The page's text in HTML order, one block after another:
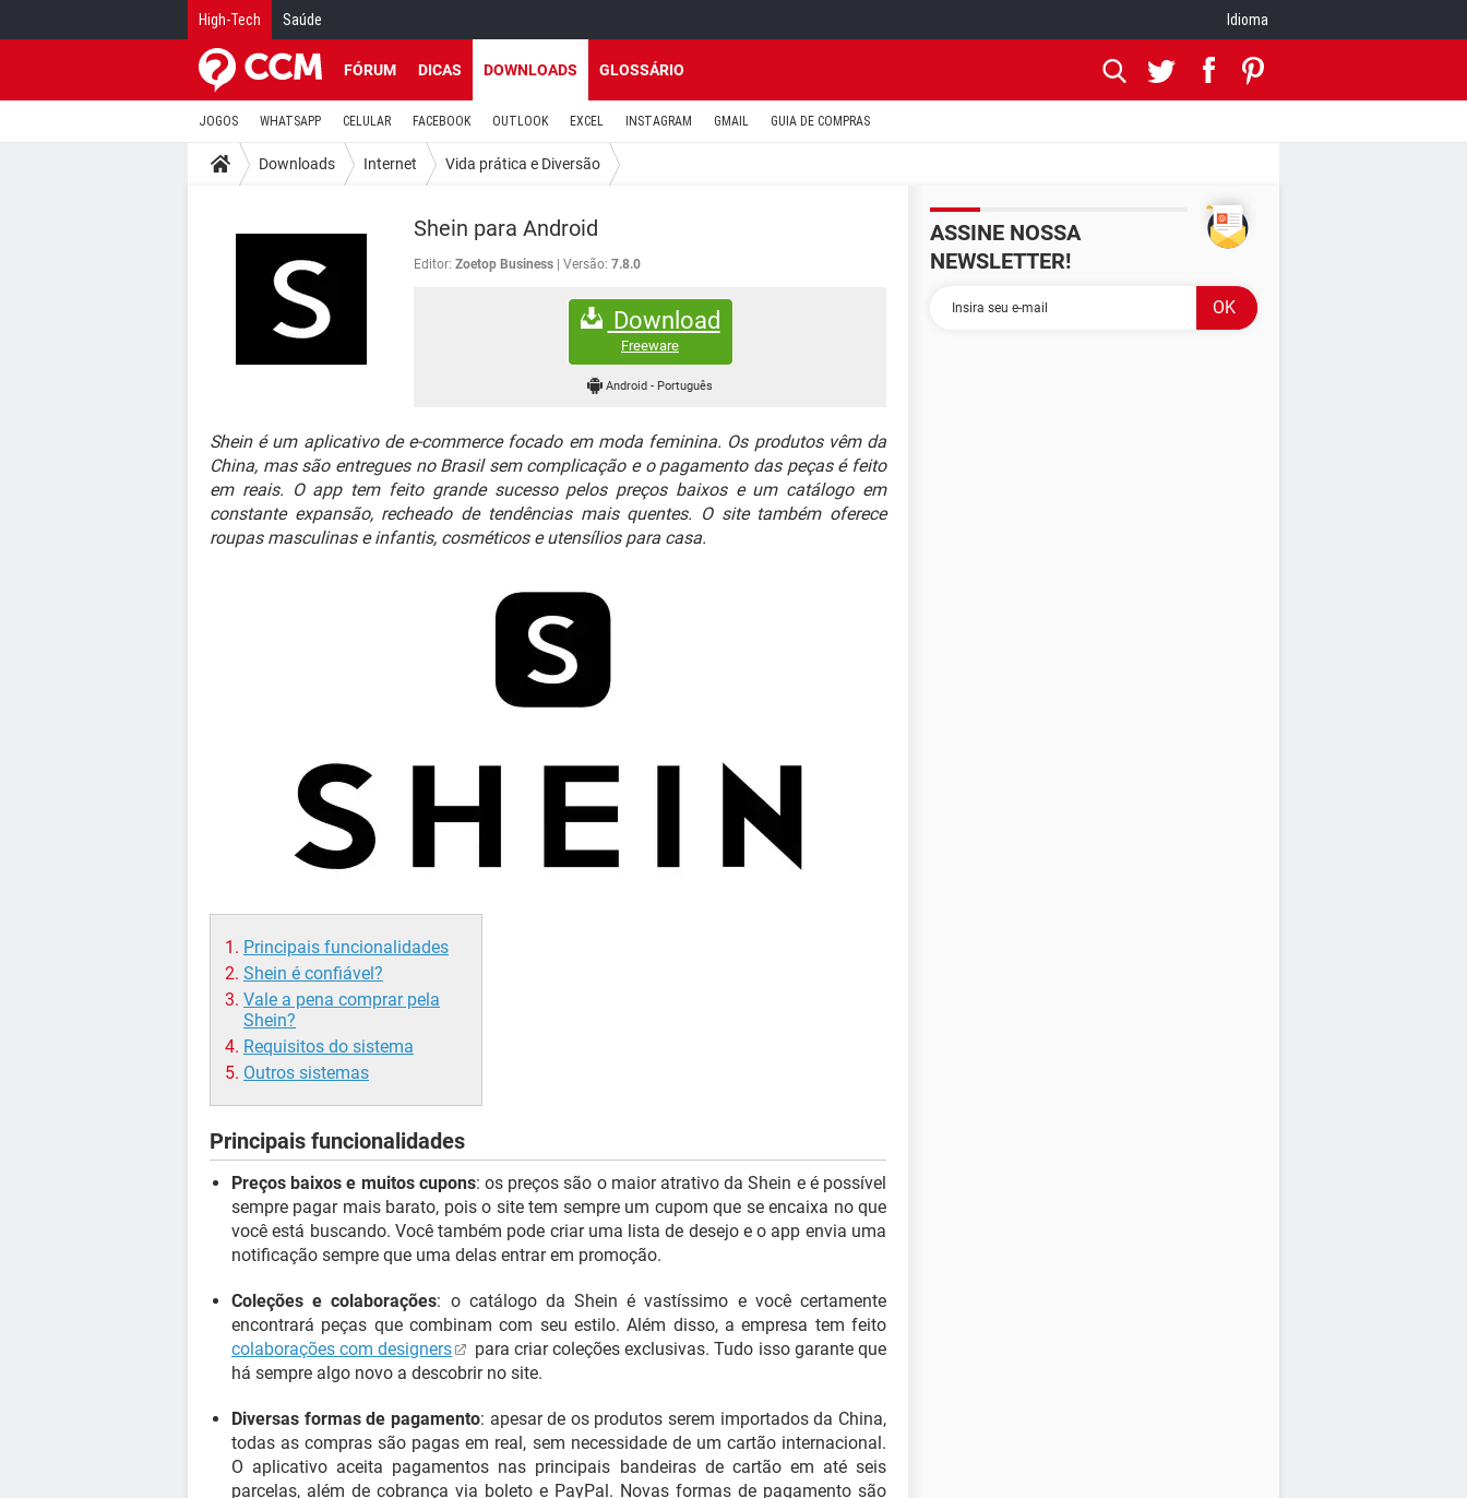
High-Tech Saúde Idioma
FÓRUM DICAS DOWNLOADS GLOSSÁRIO
JOGOS WHATSAPP CELULAR FACEBOOK OUTLOOK EXCEL INSTAGRAM GMAIL GUIA DE COMPRAS
Downloads Internet Vida prática e Diversão
Shein para Android
Editor: Zoetop Business Versão: 7.8.0
Download
Freeware
Android- Português
Shein é um aplicativo de e-commerce focado em moda feminina. Os produtos vêm da
China, mas são entregues no Brasil sem complicação e o pagamento das peças é feito
em reais. O app tem feito grande sucesso pelos preços baixos e um catálogo em
constante expansão, recheado de tendências mais quentes. O site também oferece
roupas masculinas e infantis, cosméticos e utensílios para casa.
Principais funcionalidades
Shein é confiável?
Vale a pena comprar pela
Shein?
Requisitos do sistema
Outros sistemas
Principais funcionalidades
Preços baixos e muitos cupons: os preços são o maior atrativo da Shein e é possível
sempre pagar mais barato, pois o site tem sempre um cupom que se encaixa no que
você está buscando. Você também pode criar uma lista de desejo e o app envia uma
notificação sempre que uma delas entrar em promoção.
Coleções e colaborações: o catálogo da Shein é vastíssimo e você certamente
encontrará peças que combinam com seu estilo. Além disso, a empresa tem feito
colaborações com designers
para criar coleções exclusivas. Tudo isso garante que
há sempre algo novo a descobrir no site.
Diversas formas de pagamento: apesar de os produtos serem importados da China,
todas as compras são pagas em real, sem necessidade de um cartão internacional.
O aplicativo aceita pagamentos nas principais bandeiras de cartão em até seis
parcelas, além de cobrança via boleto e PayPal. Novas formas de pagamento são
ASSINE NOSSA
NEWSLETTER!